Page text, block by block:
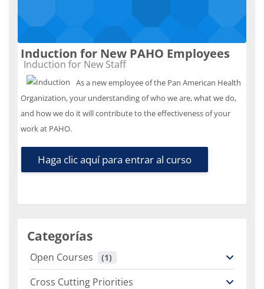
Induction for New PAHO Employees
Categoría de cursos
Induction for New Staff
As a new employee of the Pan American Health
Organization, your understanding of who we are, what we do,
and how we do it will contribute to the effectiveness of your
work at PAHO.
Haga clic aquí para entrar al curso
Categorías
Open Courses (1)
Cross Cutting Priorities